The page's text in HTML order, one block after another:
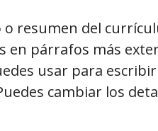
resumen del
en párrafos más
usar para
cambiar los